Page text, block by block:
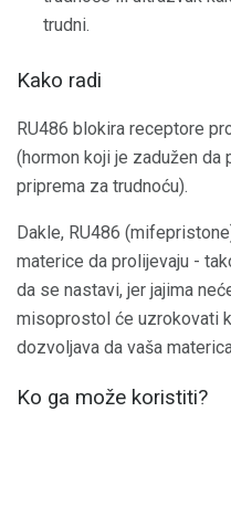
trudni.
Kako radi
RU486 blokira receptore
(hormon koji je zadužen da
priprema za trudnoću).
Dakle, RU486
materice da prolijevaju -
da se nastavi, jer jajima
misoprostol će uzrokovati
dozvoljava da vaša
Ko ga može koristiti?